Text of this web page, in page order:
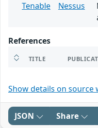
Tenable
Nessus
References
TITLE
Show details on source
JSON Share